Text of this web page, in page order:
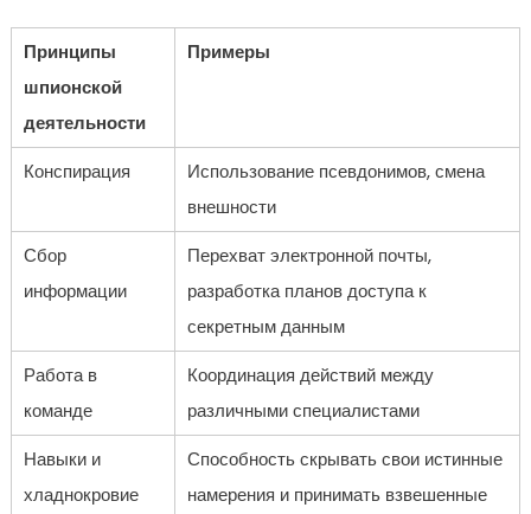
Принципы
шпионской
деятельности
Примеры
Конспирация
Использование псевдонимов, смена
внешности
Сбор
информации
Перехват электронной почты,
разработка планов доступа к
секретным данным
Работа в
команде
Координация действий между
различными специалистами
Навыки и
хладнокровие
Способность скрывать свои истинные
намерения и принимать взвешенные